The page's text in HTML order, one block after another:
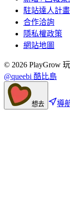
駐站達人計畫
合作洽詢
隱私權政策
網站地圖
© 2026 PlayGrow
@queebi 酷比島
想去 導